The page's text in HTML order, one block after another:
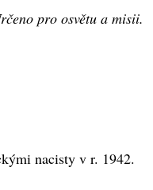
pro osvětu a misii.
nacisty v r. 1942.